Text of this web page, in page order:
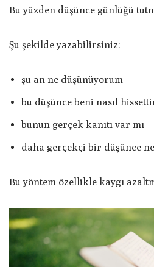
Bu yüzden düşünce günlüğü
Şu şekilde yazabilirsiniz:
şu an ne düşünüyorum
bu düşünce beni nasıl
bunun gerçek kanıtı var mı
daha gerçekçi bir düşünce
Bu yöntem özellikle kaygı